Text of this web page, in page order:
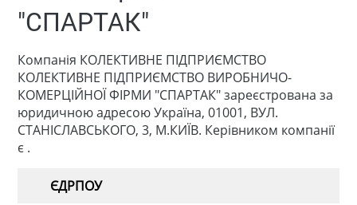
"СПАРТАК"
Компанія КОЛЕКТИВНЕ ПІДПРИЄМСТВО
КОЛЕКТИВНЕ ПІДПРИЄМСТВО ВИРОБНИЧО-
КОМЕРЦІЙНОЇ ФІРМИ "СПАРТАК" зареєстрована за
юридичною адресою Україна, 01001, ВУЛ.
СТАНІСЛАВСЬКОГО, 3, М.КИЇВ. Керівником компанії
є .
ЄДРПОУ